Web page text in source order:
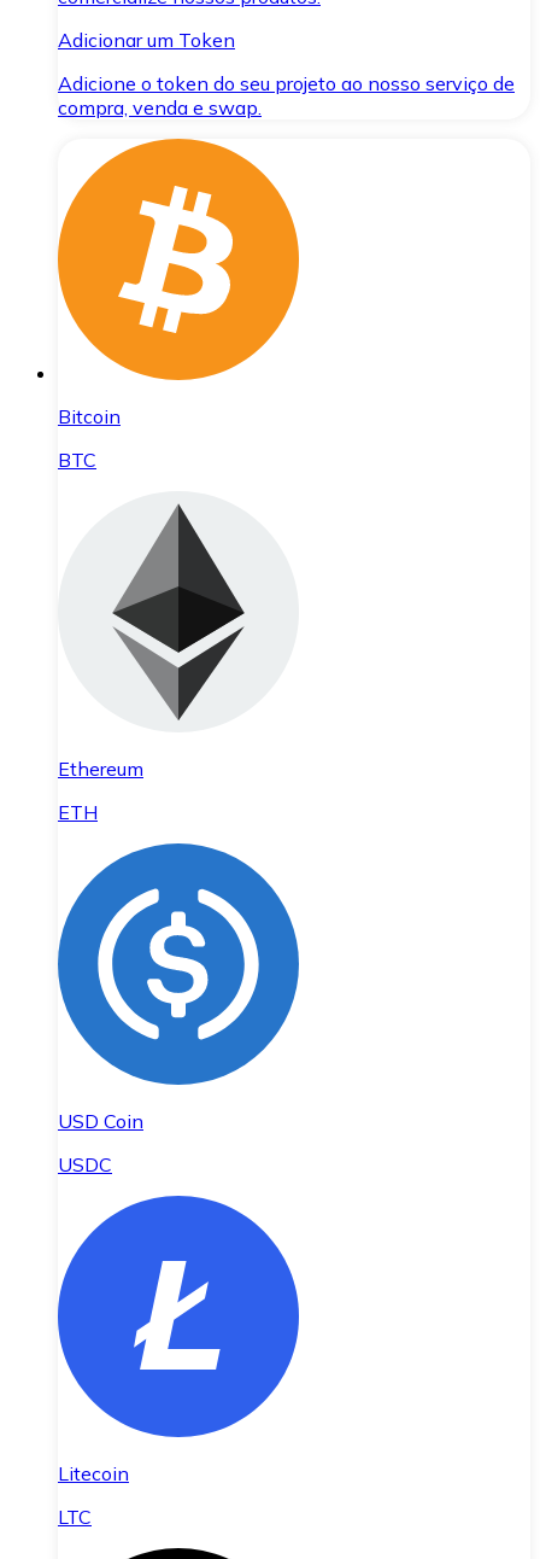
Adicionar um Token
Adicione o token do seu projeto ao nosso serviço de
compra, venda e swap.
Bitcoin
BTC
Ethereum
ETH
USD Coin
USDC
Litecoin
LTC